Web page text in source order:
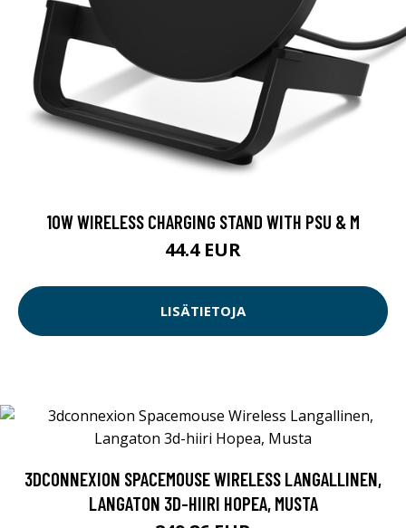
10W WIRELESS CHARGING STAND WITH PSU & M
44.4 EUR
LISÄTIETOJA
3DCONNEXION SPACEMOUSE WIRELESS LANGALLINEN,
LANGATON 3D-HIIRI HOPEA, MUSTA